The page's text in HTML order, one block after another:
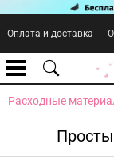
Оплата и доставка
Расходные